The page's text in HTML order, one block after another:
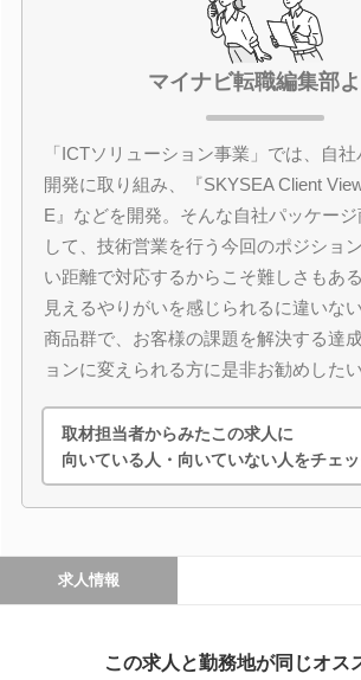
マイナビ転職編集部よ
「ICTソリューション事業」では、自
開発に取り組み、『SKYSEA Client
E』などを開発。そんな自社パッケー
して、技術営業を行う今回のポジショ
い距離で対応するからこそ難しさもあ
見えるやりがいを感じられるに違いな
商品群で、お客様の課題を解決する達
ョンに変えられる方に是非お勧めしたい
取材担当者からみたこの求人に
向いている人・向いていない人をチェッ
求人情報
この求人と勤務地が同じオス